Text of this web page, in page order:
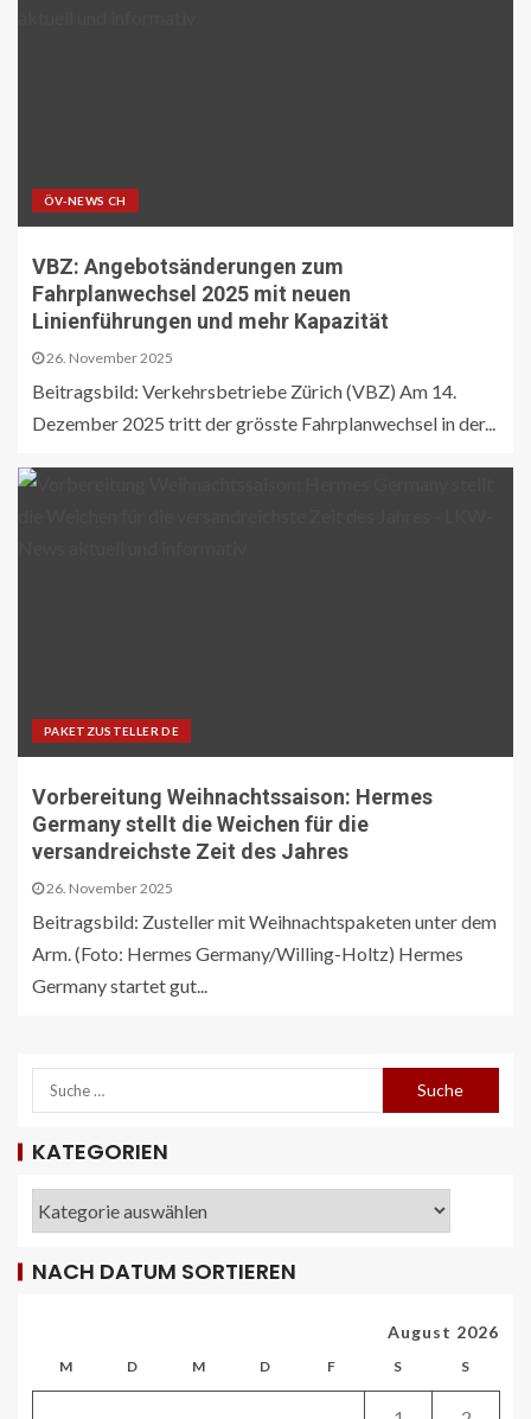
ÖV-NEWS CH
VBZ: Angebotsänderungen zum
Fahrplanwechsel 2025 mit neuen
Linienführungen und mehr Kapazität
26. November 2025
Beitragsbild: Verkehrsbetriebe Zürich (VBZ) Am 14.
Dezember 2025 tritt der grösste Fahrplanwechsel in der...
PAKETZUSTELLER DE
Vorbereitung Weihnachtssaison: Hermes
Germany stellt die Weichen für die
versandreichste Zeit des Jahres
26. November 2025
Beitragsbild: Zusteller mit Weihnachtspaketen unter dem
Arm. (Foto: Hermes Germany/Willing-Holtz) Hermes
Germany startet gut...
KATEGORIEN
NACH DATUM SORTIEREN
August 2026
M D M D F S S
26
Infrastrukturbedarf von elektrisch
betriebenen Reisebussen ermitteln
barrierefrei: Sanierungsarbeiten
starten Mitte Dezember